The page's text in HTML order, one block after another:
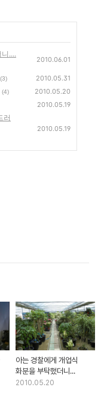
....
2010.06.01
(3) 2010.05.31
(4) 2010.05.20
2010.05.19
러
2010.05.19
아는 경찰에게 개업식
화분을 부탁했더니...
2010.05.20